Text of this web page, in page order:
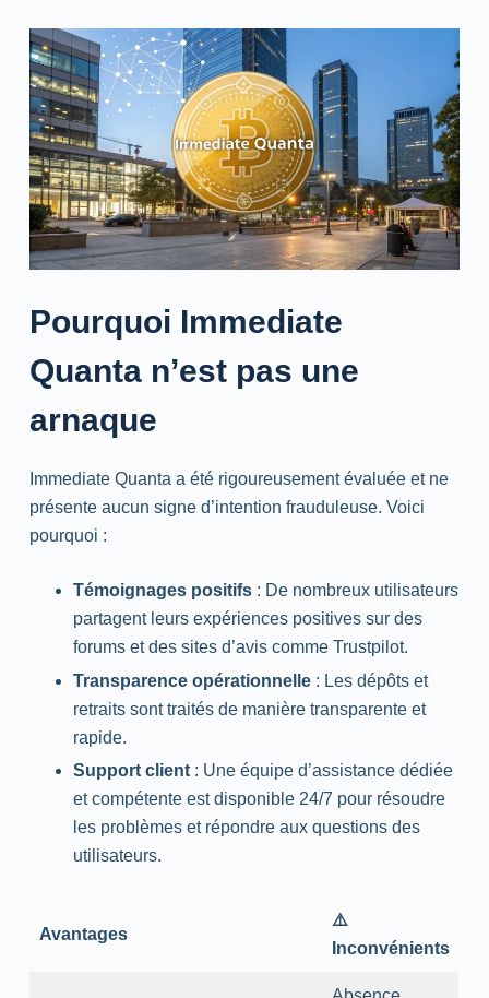
Pourquoi Immediate
Quanta n’est pas une
arnaque
Immediate Quanta a été rigoureusement évaluée et ne
présente aucun signe d’intention frauduleuse. Voici
pourquoi :
Témoignages positifs: De nombreux utilisateurs
partagent leurs expériences positives sur des
forums et des sites d’avis comme Trustpilot.
Transparence opérationnelle: Les dépôts et
retraits sont traités de manière transparente et
rapide.
Support client: Une équipe d’assistance dédiée
et compétente est disponible 24/7 pour résoudre
les problèmes et répondre aux questions des
utilisateurs.
Avantages
⚠️
Inconvénients